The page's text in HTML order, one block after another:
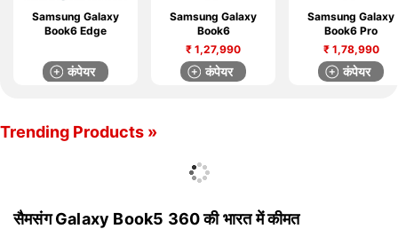
Samsung Galaxy
Book6 Edge
कंपेयर
Samsung Galaxy
Book6
₹ 1,27,990
कंपेयर
Samsung Galaxy
Book6 Pro
₹1,78,990
कंपेयर
Trending Products »
सैमसंग Galaxy Book5 360 की भारत में कीमत